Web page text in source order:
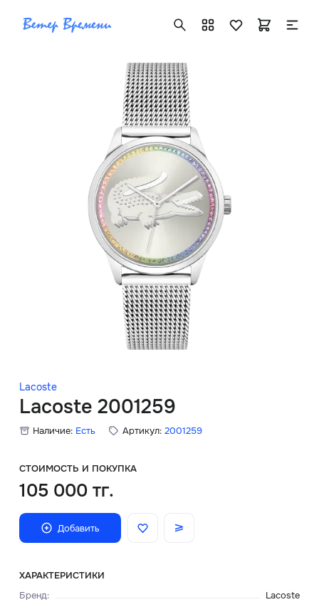
Lacoste
Lacoste 2001259
Наличие: Есть Артикул: 2001259
СТОИМОСТЬ И ПОКУПКА
105 000 тг.
Добавить
ХАРАКТЕРИСТИКИ
Бренд:
Lacoste
+7 ( 705 ) 181-42-50
info@vetervremeni.kz
Авторизация
Каталог
Мужские часы
Женские часы
Скидки
Главная
О нас